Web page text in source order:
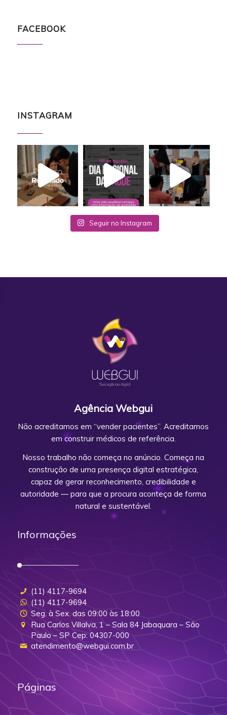
FACEBOOK
INSTAGRAM
Seguir no Instagram
Agência Webgui
Não acreditamos em “vender pacientes”. Acreditamos
em construir médicos de referência.
Nosso trabalho não começa no anúncio. Começa na
construção de uma presença digital estratégica,
capaz de gerar reconhecimento, credibilidade e
autoridade — para que a procura aconteça de forma
natural e sustentável.
Informações
(11) 4117-9694
(11) 4117-9694
Seg. à Sex. das 09:00 às 18:00
Rua Carlos Villalva, 1 – Sala 84 Jabaquara – São
Paulo – SP Cep: 04307-000
atendimento@webgui.com.br
Páginas